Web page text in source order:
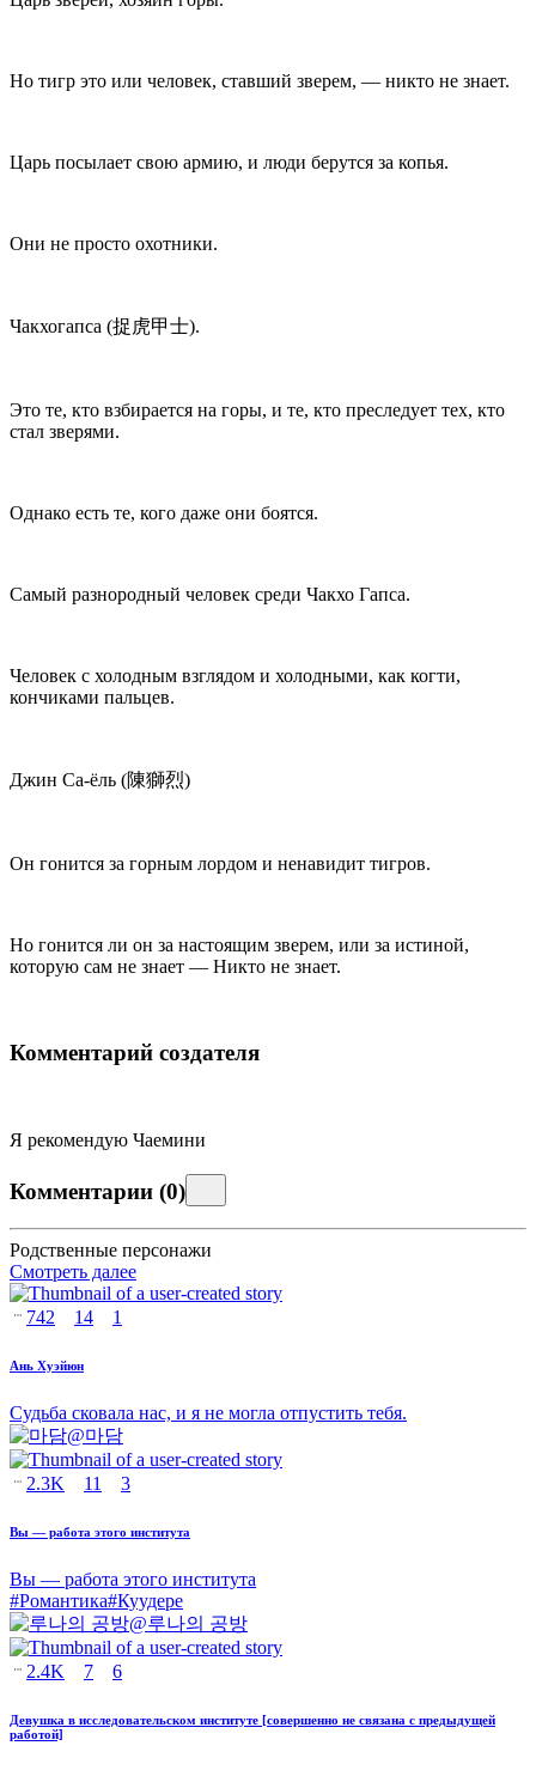
Но тигр это или человек, ставший зверем, — никто не знает.
Царь посылает свою армию, и люди берутся за копья.
Они не просто охотники.
Чакхогапса (捉虎甲士).
Это те, кто взбирается на горы, и те, кто преследует тех, кто
стал зверями.
Однако есть те, кого даже они боятся.
Самый разнородный человек среди Чакхо Гапса.
Человек с холодным взглядом и холодными, как когти,
кончиками пальцев.
Джин Са-ёль (陳獅烈)
Он гонится за горным лордом и ненавидит тигров.
Но гонится ли он за настоящим зверем, или за истиной,
которую сам не знает — Никто не знает.
Комментарий создателя
Я рекомендую Чаемини
Комментарии (0)
Родственные персонажи
Смотреть далее
742 14 1
Ань Хуэйюн
Судьба сковала нас, и я не могла отпустить тебя.
@마담
2.3K 11 3
Вы — работа этого института
Вы — работа этого института
#Романтика#Куудере
@루나의 공방
2.4K 7 6
Девушка в исследовательском институте [совершенно не связана с предыдущей
работой]